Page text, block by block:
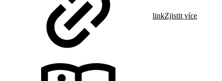
linkZjistit více